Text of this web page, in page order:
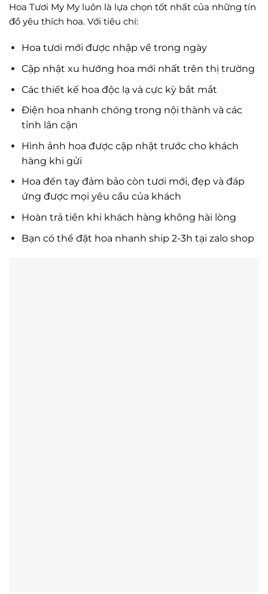
Hoa Tươi My My luôn là lựa chọn tốt nhất của những tín
đồ yêu thích hoa. Với tiêu chí:
Hoa tươi mới được nhập về trong ngày
Cập nhật xu hướng hoa mới nhất trên thị trường
Các thiết kế hoa độc lạ và cực kỳ bắt mắt
Điện hoa nhanh chóng trong nội thành và các
tỉnh lân cận
Hình ảnh hoa được cập nhật trước cho khách
hàng khi gửi
Hoa đến tay đảm bảo còn tươi mới, đẹp và đáp
ứng được mọi yêu cầu của khách
Hoàn trả tiền khi khách hàng không hài lòng
Bạn có thể đặt hoa nhanh ship 2-3h tại zalo shop